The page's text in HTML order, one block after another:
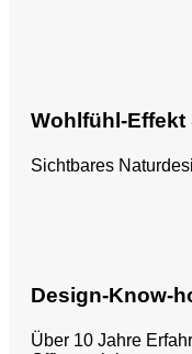
Wohlfühl-
Sichtbares
Design-Know-
Über 10 Jahre